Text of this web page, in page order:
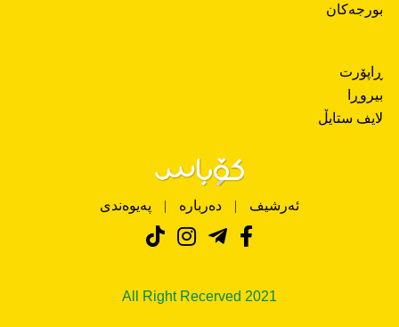
بورجەکان
ڕاپۆرت
بیروڕا
لایف ستایڵ
ئەرشیف | دەربارە | پەیوەندی
All Right Recerved 2021